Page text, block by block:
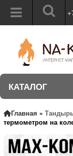
КАТАЛОГ
Главная »
термометром на